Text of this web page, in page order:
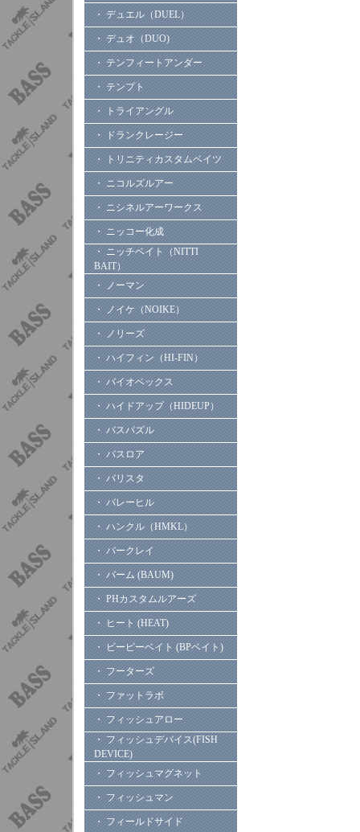
・ デュエル（DUEL）
・ デュオ（DUO)
・ テンフィートアンダー
・ テンプト
・ トライアングル
・ ドランクレージー
・ トリニティカスタムベイツ
・ ニコルズルアー
・ ニシネルアーワークス
・ ニッコー化成
・ ニッチベイト（NITTI
BAIT）
・ ノーマン
・ ノイケ（NOIKE）
・ ノリーズ
・ ハイフィン（HI-FIN）
・ バイオベックス
・ ハイドアップ（HIDEUP）
・ バスパズル
・ バスロア
・ バリスタ
・ バレーヒル
・ ハンクル（HMKL）
・ バークレイ
・ バーム (BAUM)
・ PHカスタムルアーズ
・ ヒート (HEAT)
・ ビーピーベイト (BPベイト)
・ フーターズ
・ ファットラボ
・ フィッシュアロー
・ フィッシュデバイス(FISH
DEVICE)
・ フィッシュマグネット
・ フィッシュマン
・ フィールドサイド